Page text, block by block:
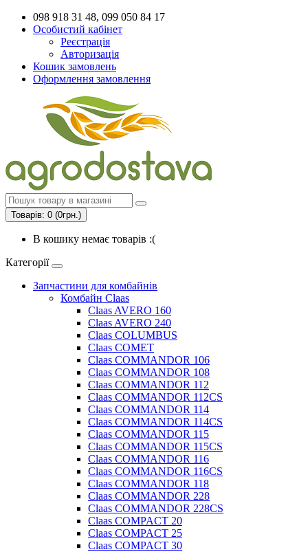
098 918 31 48, 099 050 84 17
Особистий кабінет
Реєстрація
Авторизація
Кошик замовлень
Оформлення замовлення
Товарів: 0 (0грн.)
В кошику немає товарів :(
Категорії
Запчастини для комбайнів
Комбайн Claas
Claas AVERO 160
Claas AVERO 240
Claas COLUMBUS
Claas COMET
Claas COMMANDOR 106
Claas COMMANDOR 108
Claas COMMANDOR 112
Claas COMMANDOR 112CS
Claas COMMANDOR 114
Claas COMMANDOR 114CS
Claas COMMANDOR 115
Claas COMMANDOR 115CS
Claas COMMANDOR 116
Claas COMMANDOR 116CS
Claas COMMANDOR 118
Claas COMMANDOR 228
Claas COMMANDOR 228CS
Claas COMPACT 20
Claas COMPACT 25
Claas COMPACT 30